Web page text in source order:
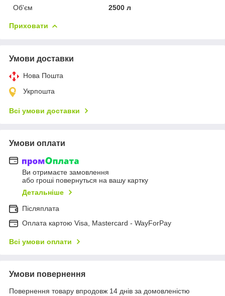
Об'єм
2500 л
Приховати
Умови доставки
Нова Пошта
Укрпошта
Всі умови доставки
Умови оплати
Ви отримаєте замовлення
або гроші повернуться на вашу картку
Детальніше
Післяплата
Оплата картою Visa, Mastercard - WayForPay
Всі умови оплати
Умови повернення
Повернення товару впродовж 14 днів за домовленістю